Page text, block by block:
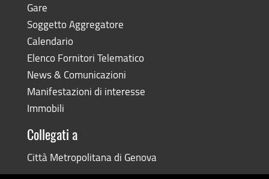
Gare
Soggetto Aggregatore
Calendario
Elenco Fornitori Telematico
News & Comunicazioni
Manifestazioni di interesse
Immobili
Collegati a
Città Metropolitana di Genova